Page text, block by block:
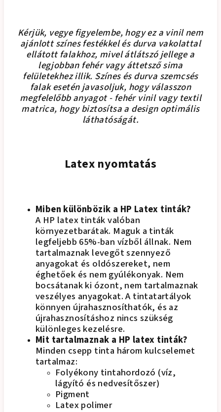
Kérjük, vegye figyelembe, hogy ez a vinil nem
ajánlott színes festékkel és durva vakolattal
ellátott falakhoz, mivel átlátszó jellege a
legjobban fehér vagy áttetsző sima
felületekhez illik. Színes és durva szemcsés
falak esetén javasoljuk, hogy válasszon
megfelelőbb anyagot - fehér vinil vagy textil
matrica, hogy biztosítsa a design optimális
láthatóságát.
Latex nyomtatás
Miben különbözik a HP Latex tinták?
A HP latex tinták valóban
környezetbarátak. Maguk a tinták
legfeljebb 65%-ban vízből állnak. Nem
tartalmaznak levegőt szennyező
anyagokat és oldószereket, nem
éghetőek és nem gyúlékonyak. Nem
bocsátanak ki ózont, nem tartalmaznak
veszélyes anyagokat. A tintatartályok
könnyen újrahasznosíthatók, és az
újrahasznosításhoz nincs szükség
különleges kezelésre.
Mit tartalmaznak a HP latex tinták?
Minden csepp tinta három kulcselemet
tartalmaz:
Folyékony tintahordozó (víz,
lágyító és nedvesítőszer)
Pigment
Latex polimer